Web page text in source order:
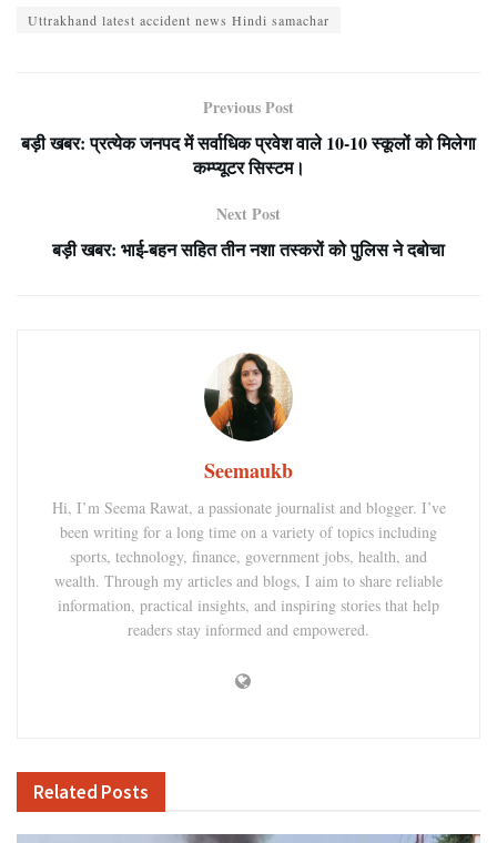
Uttrakhand latest accident news Hindi samachar
Previous Post
बड़ी खबर: प्रत्येक जनपद में सर्वाधिक प्रवेश वाले 10-10 स्कूलों को मिलेगा
कम्प्यूटर सिस्टम।
Next Post
बड़ी खबर: भाई-बहन सहित तीन नशा तस्करों को पुलिस ने दबोचा
Seemaukb
Hi, I’m Seema Rawat, a passionate journalist and blogger. I’ve
been writing for a long time on a variety of topics including
sports, technology, finance, government jobs, health, and
wealth. Through my articles and blogs, I aim to share reliable
information, practical insights, and inspiring stories that help
readers stay informed and empowered.
Related Posts